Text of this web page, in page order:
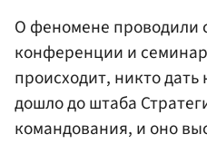
О феномене проводили
конференции и
происходит, никто дать
дошло до штаба
командования, и оно